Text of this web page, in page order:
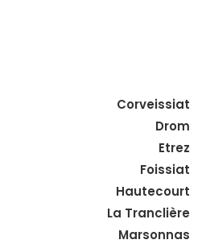
Corveissiat
Drom
Etrez
Foissiat
Hautecourt
La Tranclière
Marsonnas